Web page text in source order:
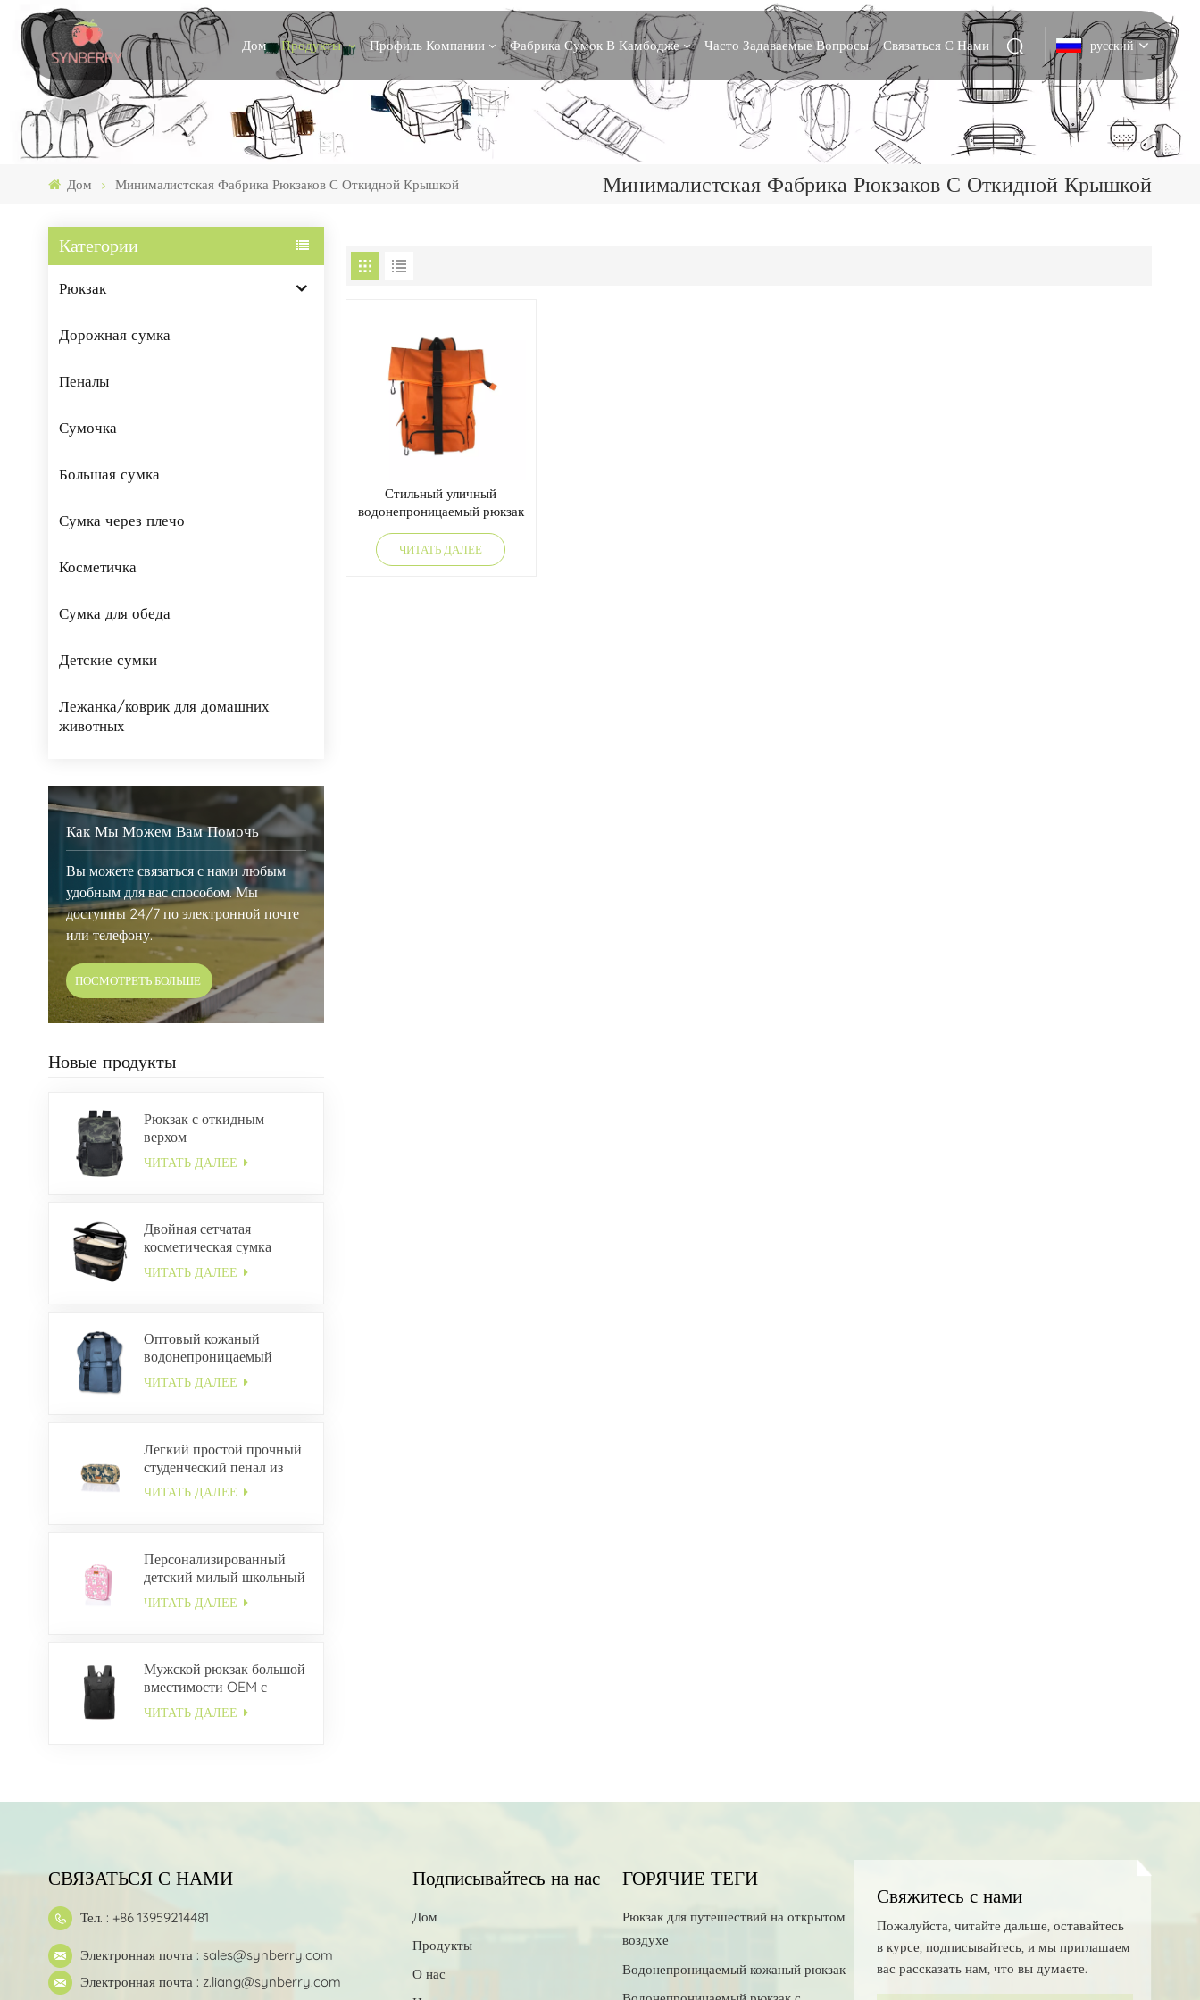
Дом Продукты Профиль Компании Фабрика Сумок В Камбодже Часто Задаваемые Вопросы Связаться С Нами русский
English
Italiano
Дом Минималистская Фабрика Рюкзаков С Откидной Крышкой Минималистская Фабрика Рюкзаков С Откидной Крышкой
Категории
Рюкзак
Дорожная сумка
Пеналы
Сумочка
Большая сумка
Сумка через плечо
Косметичка
Сумка для обеда
Детские сумки
Лежанка/коврик для домашних
животных
Как Мы Можем Вам Помочь
Вы можете связаться с нами любым
удобным для вас способом. Мы
доступны 24/7 по электронной почте
или телефону.
ПОСМОТРЕТЬ БОЛЬШЕ
Новые продукты
Рюкзак с откидным
верхом
ЧИТАТЬ ДАЛЕЕ
Двойная сетчатая
косметическая сумка
ЧИТАТЬ ДАЛЕЕ
Оптовый кожаный
водонепроницаемый
рюкзак с пряжкой
ЧИТАТЬ ДАЛЕЕ
Легкий простой прочный
студенческий пенал из
холста ODM
ЧИТАТЬ ДАЛЕЕ
Персонализированный
детский милый школьный
ланч-бокс
ЧИТАТЬ ДАЛЕЕ
Мужской рюкзак большой
вместимости OEM с
несколькими карманами
ЧИТАТЬ ДАЛЕЕ
Стильный уличный
водонепроницаемый рюкзак
сворачивающейся крышкой
ЧИТАТЬ ДАЛЕЕ
СВЯЗАТЬСЯ С НАМИ
Тел. : +86 13959214481
Электронная почта : sales@synberry.com
Электронная почта : z.liang@synberry.com
Подписывайтесь на нас
Дом
Продукты
О нас
ГОРЯЧИЕ ТЕГИ
Рюкзак для путешествий на открытом
воздухе
Водонепроницаемый кожаный рюкзак
Свяжитесь с нами
Пожалуйста, читайте дальше, оставайтесь
в курсе, подписывайтесь, и мы приглашаем
вас рассказать нам, что вы думаете.